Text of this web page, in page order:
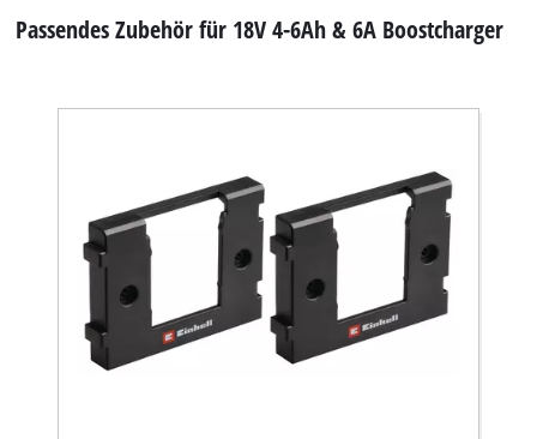
Passendes Zubehör für 18V 4-6Ah & 6A Boostcharger